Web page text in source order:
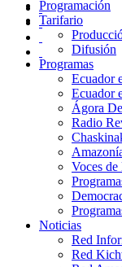
Programación
Tarifario
Difusión
Programas
Ecuador
Ecuador
Ágora
Radio
Voces de
Noticias
Red
Red